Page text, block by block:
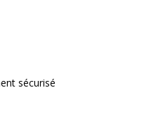
sécurisé